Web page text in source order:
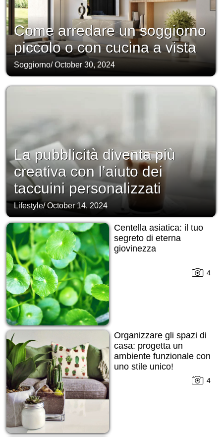
Come arredare un soggiorno
piccolo o con cucina a vista
Soggiorno/October 30, 2024
La pubblicità diventa più
creativa con l’aiuto dei
taccuini personalizzati
Lifestyle/October 14, 2024
Centella asiatica: il tuo
segreto di eterna
giovinezza
4
Organizzare gli spazi di
casa: progetta un
ambiente funzionale con
uno stile unico!
4